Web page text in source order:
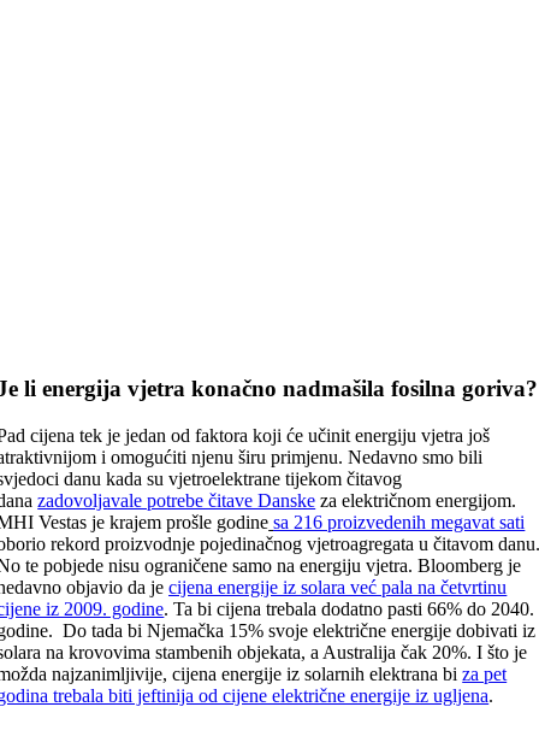
li energija vjetra konačno nadmašila fosilna goriva?
cijena tek je jedan od faktora koji će učinit energiju vjetra još
i omogućiti njenu širu primjenu. Nedavno smo bili
danu kada su vjetroelektrane tijekom čitavog
zadovoljavale potrebe čitave Danske za električnom energijom.
Vestas je krajem prošle godine sa 216 proizvedenih megavat sati
rekord proizvodnje pojedinačnog vjetroagregata u čitavom
te pobjede nisu ograničene samo na energiju vjetra. Bloomberg je
objavio da jecijena energije iz solara već pala na četvrtinu
iz 2009. godine. Ta bi cijena trebala dodatno pasti 66% do 2040.
Do tada bi Njemačka 15% svoje električne energije dobivati iz
na krovovima stambenih objekata, a Australija čak 20%. I što je
najzanimljivije, cijena energije iz solarnih elektrana biza pet
trebala biti jeftinija od cijene električne energije iz ugljena.